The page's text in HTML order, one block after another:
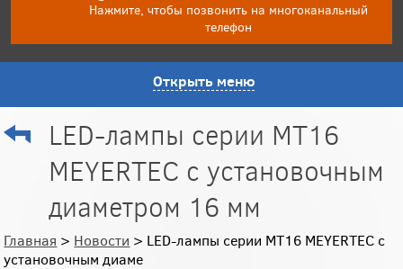
Нажмите, чтобы позвонить на многоканальный
телефон
Открыть меню
LED-лампы серии MT16
MEYERTEC с установочным
диаметром 16 мм
Главная > Новости > LED-лампы серии MT16 MEYERTEC с
установочным диаме